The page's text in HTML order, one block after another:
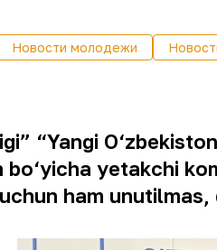
Новости молодежи
“Yangi
yetakchi
ham